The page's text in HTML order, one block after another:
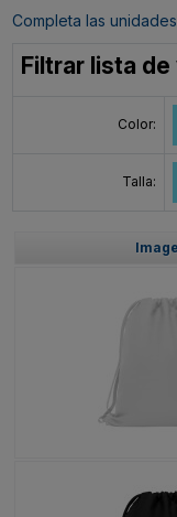
Completa las
Filtrar lista
Color:
Talla: